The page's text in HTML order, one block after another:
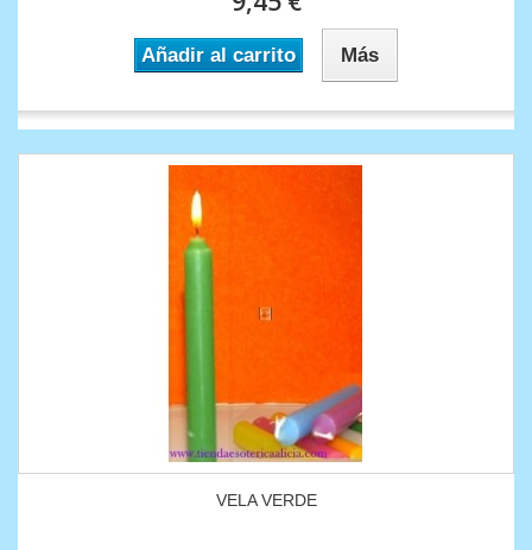
Añadir al carrito Más
VELA VERDE